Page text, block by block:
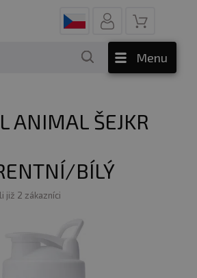
Menu
ANIMAL ŠEJKR
BÍLÝ
již 2 zákazníci